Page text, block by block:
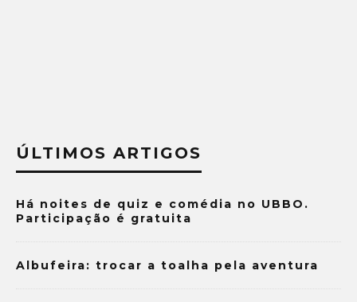
ÚLTIMOS ARTIGOS
Há noites de quiz e comédia no UBBO.
Participação é gratuita
Albufeira: trocar a toalha pela aventura